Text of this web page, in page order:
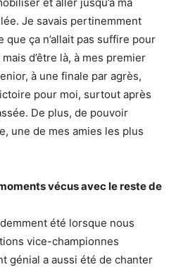
Je savais pertinemment
que ça n’allait pas suffire pour
d’être là, à mes premier
à une finale par agrès,
pour moi, surtout après
De plus, de pouvoir
une de mes amies les plus
vécus avec le reste de
été lorsque nous
vice-championnes
génial a aussi été de chanter